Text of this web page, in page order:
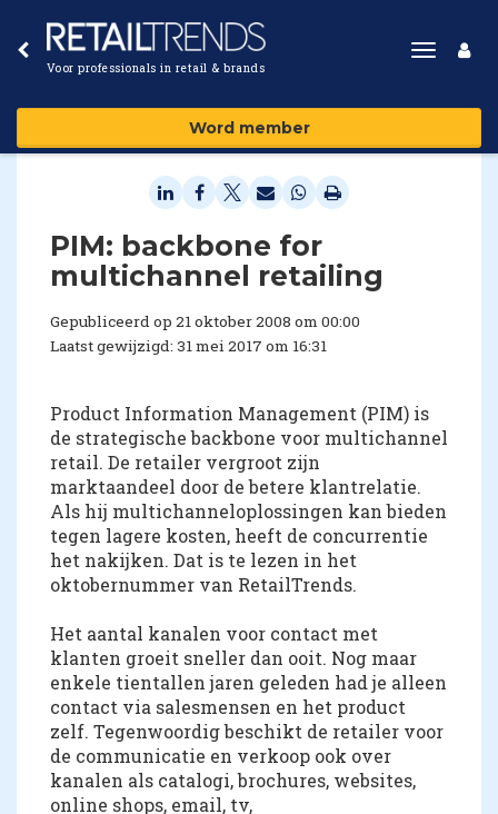
Voor professionals in retail & brands
Toggle
Word member
PIM: backbone for
multichannel retailing
Gepubliceerd op 21 oktober 2008 om 00:00
Laatst gewijzigd: 31 mei 2017 om 16:31
Product Information Management (PIM) is
de strategische backbone voor multichannel
retail. De retailer vergroot zijn
marktaandeel door de betere klantrelatie.
Als hij multichanneloplossingen kan bieden
tegen lagere kosten, heeft de concurrentie
het nakijken. Dat is te lezen in het
oktobernummer van RetailTrends.
Het aantal kanalen voor contact met
klanten groeit sneller dan ooit. Nog maar
enkele tientallen jaren geleden had je alleen
contact via salesmensen en het product
zelf. Tegenwoordig beschikt de retailer voor
de communicatie en verkoop ook over
kanalen als catalogi, brochures, websites,
online shops, email, tv,